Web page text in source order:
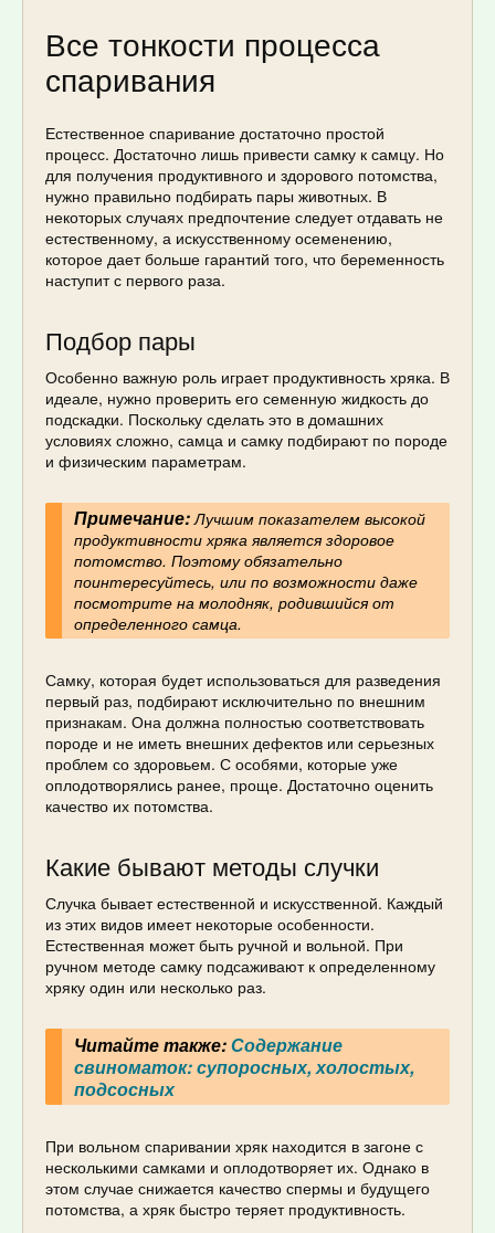
Все тонкости процесса
спаривания
Естественное спаривание достаточно простой
процесс. Достаточно лишь привести самку к самцу. Но
для получения продуктивного и здорового потомства,
нужно правильно подбирать пары животных. В
некоторых случаях предпочтение следует отдавать не
естественному, а искусственному осеменению,
которое дает больше гарантий того, что беременность
наступит с первого раза.
Подбор пары
Особенно важную роль играет продуктивность хряка. В
идеале, нужно проверить его семенную жидкость до
подскадки. Поскольку сделать это в домашних
условиях сложно, самца и самку подбирают по породе
и физическим параметрам.
Примечание:Лучшим показателем высокой
продуктивности хряка является здоровое
потомство. Поэтому обязательно
поинтересуйтесь, или по возможности даже
посмотрите на молодняк, родившийся от
определенного самца.
Самку, которая будет использоваться для разведения
первый раз, подбирают исключительно по внешним
признакам. Она должна полностью соответствовать
породе и не иметь внешних дефектов или серьезных
проблем со здоровьем. С особями, которые уже
оплодотворялись ранее, проще. Достаточно оценить
качество их потомства.
Какие бывают методы случки
Случка бывает естественной и искусственной. Каждый
из этих видов имеет некоторые особенности.
Естественная может быть ручной и вольной. При
ручном методе самку подсаживают к определенному
хряку один или несколько раз.
Читайте также:Содержание
свиноматок: супоросных, холостых,
подсосных
При вольном спаривании хряк находится в загоне с
несколькими самками и оплодотворяет их. Однако в
этом случае снижается качество спермы и будущего
потомства, а хряк быстро теряет продуктивность.